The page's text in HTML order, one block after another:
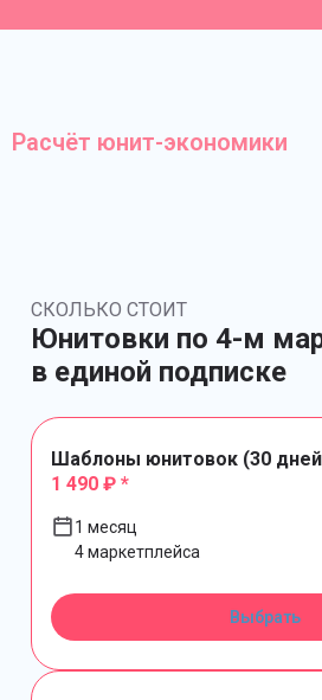
Расчёт юнит-экономики
Юнитовки по 4-м
в единой подписке
СКОЛЬКО СТОИТ
Шаблоны юнитовок (30
1 490 ₽ *
1 месяц
4 маркетплейса
Выбрать